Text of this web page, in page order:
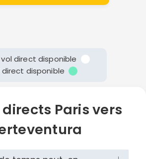
direct disponible
direct disponible
directs Paris vers